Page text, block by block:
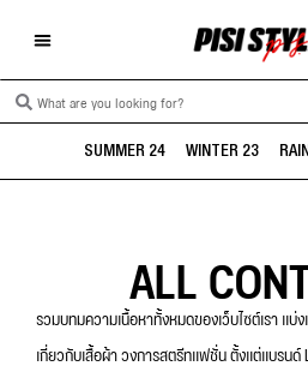
SUMMER 24 WINTER 23
ALL
รวมบทมความเนื้อหาทั้งหมดของเว็บไซต์เรา แบ่
เกี่ยวกับเสื้อผ้า วงการสตรีทแฟชั่น ตั้งแต่แบรน